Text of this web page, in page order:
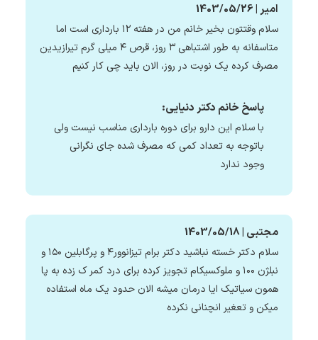
امیر | 1403/05/26
سلام وقتتون بخیر خانم من در هفته ۱۲ بارداری است اما
متاسفانه به طور اشتباهی ۳ روز، قرص ۴ میلی گرم تیرازیدین
مصرف کرده یک نوبت در روز، الان باید چی کار کنیم
پاسخ خانم دکتر دنیایی:
با سلام این دارو برای دوره بارداری مناسب نیست ولی
باتوجه به تعداد کمی که مصرف شده جای نگرانی
وجود ندارد
مجتبی | 1403/05/18
سلام دکتر خسته نباشید دکتر برام تیزانوور۴ و پرگابلین ۱۵۰ و
نبلژن ۱۰۰ و ملوکسیکام تجویز کرده برای درد کمر ک زده به پا
همون سیاتیک ایا درمان میشه الان حدود یک ماه استفاده
میکن و تعغیر انچنانی نکرده